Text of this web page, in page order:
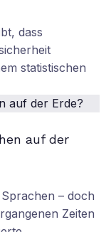
dass
statistischen
auf der
– doch
Zeiten